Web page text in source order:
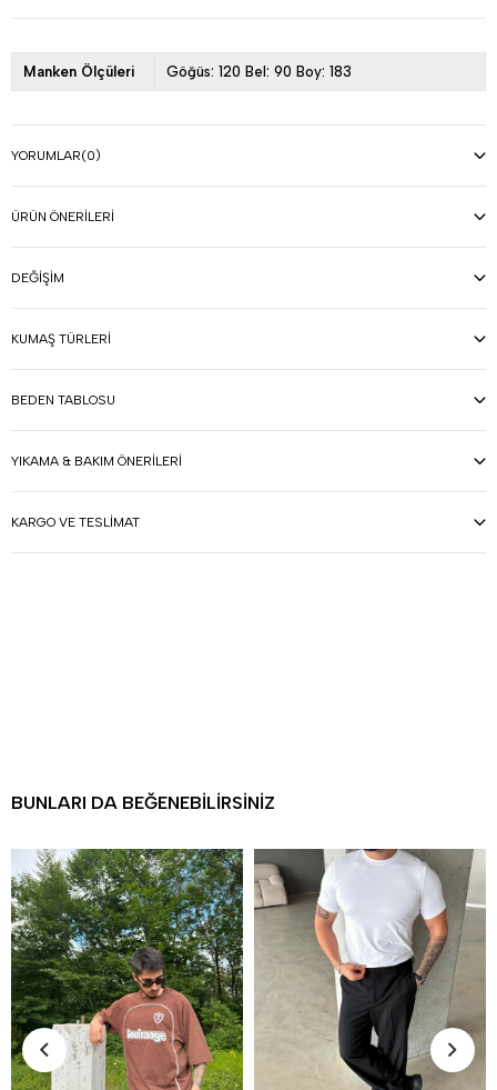
Manken Ölçüleri Göğüs: 120 Bel: 90 Boy: 183
YORUMLAR(0)
ÜRÜN ÖNERILERI
DEĞIŞIM
KUMAŞ TÜRLERI
BEDEN TABLOSU
YIKAMA & BAKIM ÖNERILERI
KARGO VE TESLIMAT
BUNLARI DA BEĞENEBILIRSINIZ